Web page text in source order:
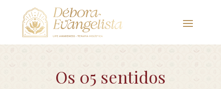
Os 05 sentidos